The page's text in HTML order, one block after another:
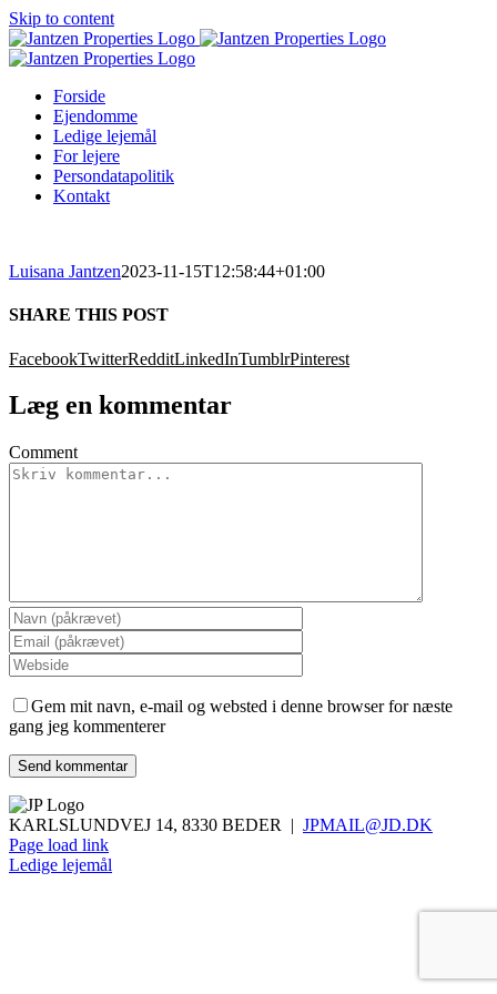
Skip to content
Forside
Ejendomme
Ledige lejemål
For lejere
Persondatapolitik
Kontakt
Luisana Jantzen2023-11-15T12:58:44+01:00
SHARE THIS POST
FacebookTwitterRedditLinkedInTumblrPinterest
Læg en kommentar
Comment
Gem mit navn, e-mail og websted i denne browser for næste
gang jeg kommenterer
KARLSLUNDVEJ 14, 8330 BEDER | JPMAIL@JD.DK
Page load link
Ledige lejemål